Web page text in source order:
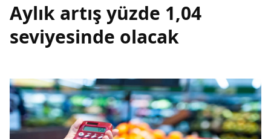
Aylık artış yüzde 1,04
seviyesinde olacak